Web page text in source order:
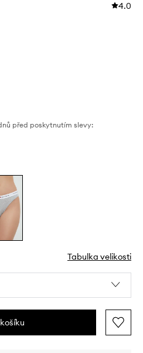
4.0
před poskytnutím slevy:
Tabulka velikosti